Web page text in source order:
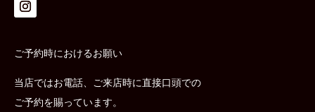
ご予約時におけるお願い
当店ではお電話、ご来店時に直接口頭での
ご予約を賜っています。